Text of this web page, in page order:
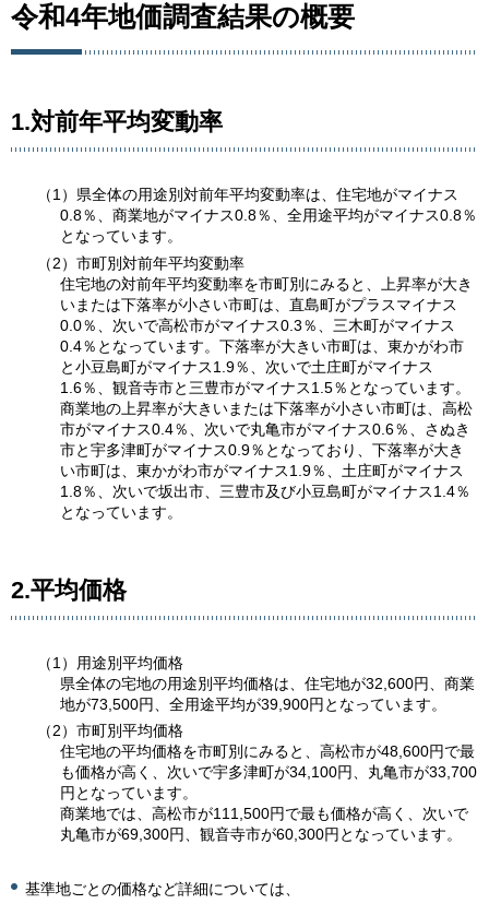
令和4年地価調査結果の概要
1.対前年平均変動率
（1）県全体の用途別対前年平均変動率は、住宅地がマイナス
0.8％、商業地がマイナス0.8％、全用途平均がマイナス0.8％
となっています。
（2）市町別対前年平均変動率
住宅地の対前年平均変動率を市町別にみると、上昇率が大き
いまたは下落率が小さい市町は、直島町がプラスマイナス
0.0％、次いで高松市がマイナス0.3％、三木町がマイナス
0.4％となっています。下落率が大きい市町は、東かがわ市
と小豆島町がマイナス1.9％、次いで土庄町がマイナス
1.6％、観音寺市と三豊市がマイナス1.5％となっています。
商業地の上昇率が大きいまたは下落率が小さい市町は、高松
市がマイナス0.4％、次いで丸亀市がマイナス0.6％、さぬき
市と宇多津町がマイナス0.9％となっており、下落率が大き
い市町は、東かがわ市がマイナス1.9％、土庄町がマイナス
1.8％、次いで坂出市、三豊市及び小豆島町がマイナス1.4％
となっています。
2.平均価格
（1）用途別平均価格
県全体の宅地の用途別平均価格は、住宅地が32,600円、商業
地が73,500円、全用途平均が39,900円となっています。
（2）市町別平均価格
住宅地の平均価格を市町別にみると、高松市が48,600円で最
も価格が高く、次いで宇多津町が34,100円、丸亀市が33,700
円となっています。
商業地では、高松市が111,500円で最も価格が高く、次いで
丸亀市が69,300円、観音寺市が60,300円となっています。
基準地ごとの価格など詳細については、